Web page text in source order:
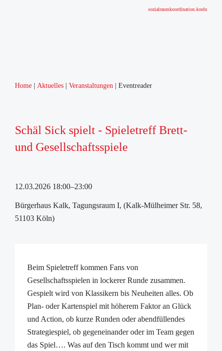
sozialraumkoordination.koeln
Home Aktuelles Veranstaltungen Eventreader
Schäl Sick spielt - Spieletreff Brett-
und Gesellschaftsspiele
12.03.2026 18:00–23:00
Bürgerhaus Kalk, Tagungsraum I, (Kalk-Mülheimer Str. 58,
51103 Köln)
Beim Spieletreff kommen Fans von
Gesellschaftsspielen in lockerer Runde zusammen.
Gespielt wird von Klassikern bis Neuheiten alles. Ob
Plan- oder Kartenspiel mit höherem Faktor an Glück
und Action, ob kurze Runden oder abendfüllendes
Strategiespiel, ob gegeneinander oder im Team gegen
das Spiel…. Was auf den Tisch kommt und wer mit